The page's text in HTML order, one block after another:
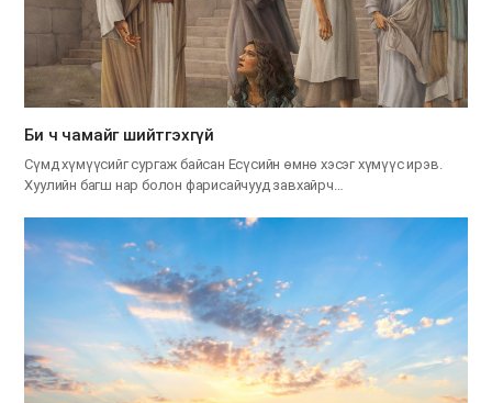
Би ч чамайг шийтгэхгүй
Сүмд хүмүүсийг сургаж байсан Есүсийн өмнө хэсэг хүмүүс ирэв.
Хуулийн багш нар болон фарисайчууд завхайрч…